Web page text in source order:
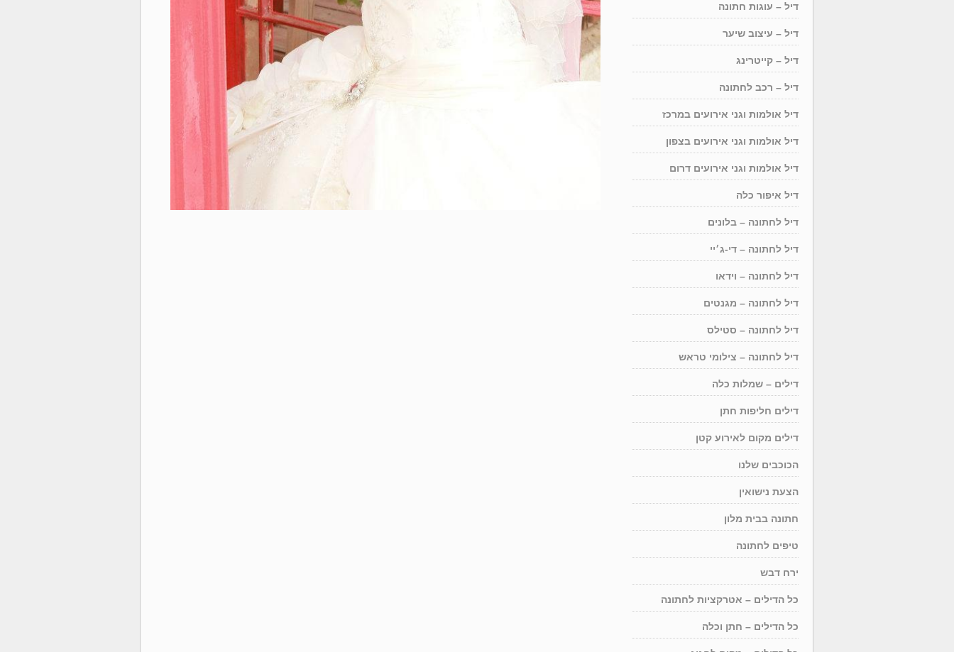
דיל – עוגות חתונה
דיל – עיצוב שיער
דיל – קייטרינג
דיל – רכב לחתונה
דיל אולמות וגני אירועים במרכז
דיל אולמות וגני אירועים בצפון
דיל אולמות וגני אירועים דרום
דיל איפור כלה
דיל לחתונה – בלונים
דיל לחתונה – די-ג׳יי
דיל לחתונה – וידאו
דיל לחתונה – מגנטים
דיל לחתונה – סטילס
דיל לחתונה – צילומי טראש
דילים – שמלות כלה
דילים חליפות חתן
דילים מקום לאירוע קטן
הכוכבים שלנו
הצעת נישואין
חתונה בבית מלון
טיפים לחתונה
ירח דבש
כל הדילים – אטרקציות לחתונה
כל הדילים – חתן וכלה